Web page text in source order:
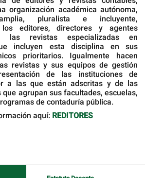
organización académica autónoma,
pluralista e incluyente,
editores, directores y agentes
las revistas especializadas en
incluyen esta disciplina en sus
prioritarios. Igualmente hacen
revistas y sus equipos de gestión
de las instituciones de
a las que están adscritas y de las
agrupan sus facultades, escuelas,
de contaduría pública.
aquí: REDITORES